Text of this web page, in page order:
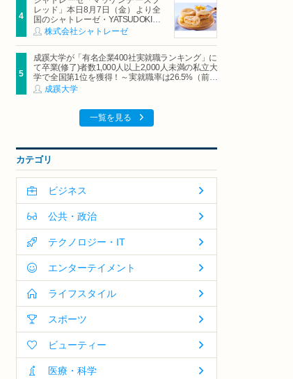
レッド」本日8月7日（金）より全
国のシャトレーゼ・YATSUDOKIで
発売株式会社シャトレーゼ
成蹊大学が「有名企業400社実就職ランキング」に
て卒業(修了)者数1,000人以上2,000人未満の私立大
学で全国第1位を獲得！～実就職率は26.5%（前年
比＋4.3pt）に伸長、東京の私立大学でも10位にラ
ンクイン～
成蹊大学
一覧を見る
カテゴリ
ビジネス
公共・政治
テクノロジー・IT
エンターテイメント
ライフスタイル
スポーツ
ビューティー
医療・科学